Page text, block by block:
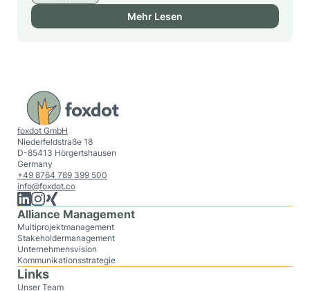
Mehr Lesen
foxdot GmbH
Niederfeldstraße 18
D-85413 Hörgertshausen
Germany
+49 8764 789 399 500
info@foxdot.co
Alliance Management
Multiprojektmanagement
Stakeholdermanagement
Unternehmensvision
Kommunikationsstrategie
Links
Unser Team